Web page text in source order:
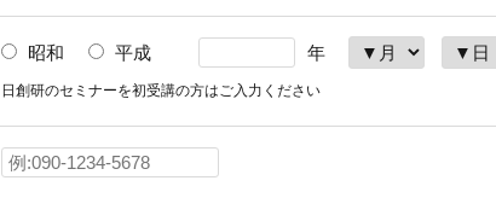
昭和 平成 年
日創研のセミナーを初受講の方はご入力ください